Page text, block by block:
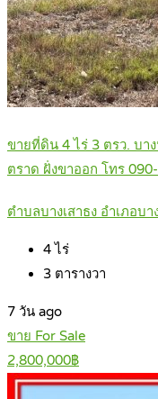
ขายที่ดิน 4 ไร่ 3 ตรว. บา
ตราด ฝั่งขาออก โทร
ตำบลบางเสาธง อำเภอบ
4 ไร่
3 ตารางวา
7 วัน ago
ขาย For Sale
2,800,000฿